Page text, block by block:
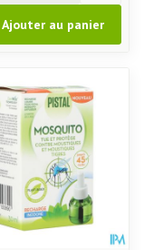
Ajouter au panier